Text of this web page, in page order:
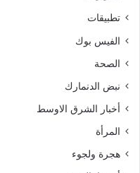
تطبيقات
الفيس بوك
الصحة
نبض الدنمارك
أخبار الشرق الاوسط
المرأة
هجرة ولجوء